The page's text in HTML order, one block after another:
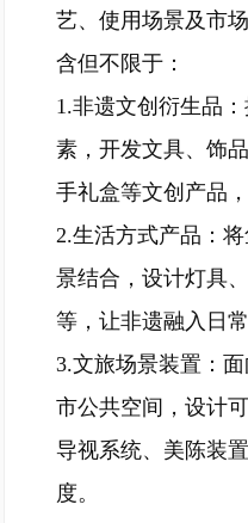
艺、使用场景及市
含但不限于：
1.非遗文创衍生品
素，开发文具、饰
手礼盒等文创产品
2.生活方式产品：
景结合，设计灯具
等，让非遗融入日常
3.文旅场景装置：
市公共空间，设计
导视系统、美陈装
度。